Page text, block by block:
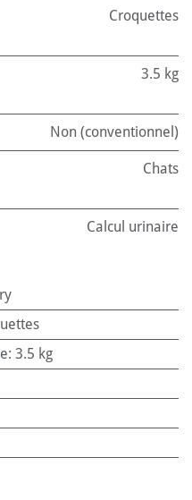
Croquettes
3.5 kg
Non (conventionnel)
Chats
Calcul urinaire
: 3.5 kg